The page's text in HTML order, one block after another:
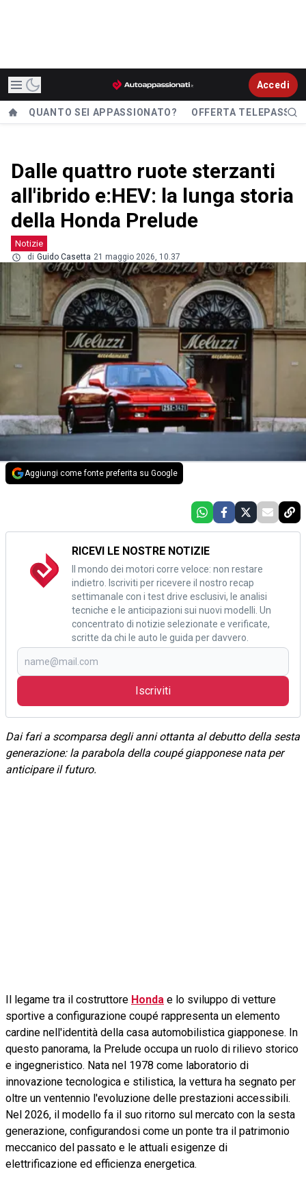
Accedi
QUANTO SEI APPASSIONATO? OFFERTA TELEPASS
Dalle quattro ruote sterzanti
all'ibrido e:HEV: la lunga storia
della Honda Prelude
Notizie
di Guido Casetta 21 maggio 2026, 10.37
Aggiungi come fonte preferita su Google
RICEVI LE NOSTRE NOTIZIE
Il mondo dei motori corre veloce: non restare
indietro. Iscriviti per ricevere il nostro recap
settimanale con i test drive esclusivi, le analisi
tecniche e le anticipazioni sui nuovi modelli. Un
concentrato di notizie selezionate e verificate,
scritte da chi le auto le guida per davvero.
Iscriviti
Dai fari a scomparsa degli anni ottanta al debutto della sesta
generazione: la parabola della coupé giapponese nata per
anticipare il futuro.
Il legame tra il costruttore Honda e lo sviluppo di vetture
sportive a configurazione coupé rappresenta un elemento
cardine nell'identità della casa automobilistica giapponese. In
questo panorama, la Prelude occupa un ruolo di rilievo storico
e ingegneristico. Nata nel 1978 come laboratorio di
innovazione tecnologica e stilistica, la vettura ha segnato per
oltre un ventennio l'evoluzione delle prestazioni accessibili.
Nel 2026, il modello fa il suo ritorno sul mercato con la sesta
generazione, configurandosi come un ponte tra il patrimonio
meccanico del passato e le attuali esigenze di
elettrificazione ed efficienza energetica.